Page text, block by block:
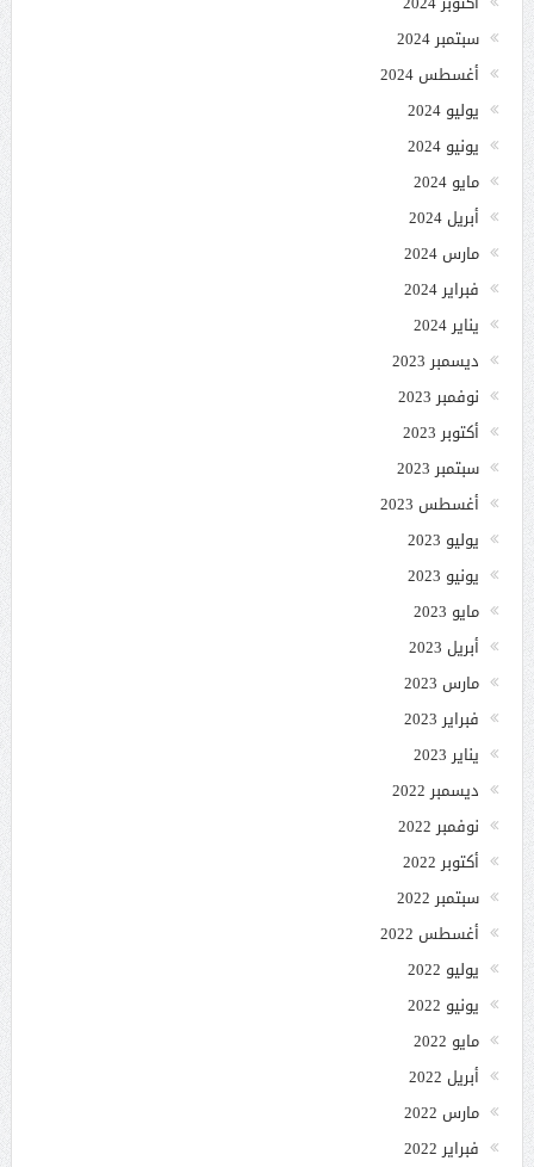
سبتمبر 2024
أغسطس 2024
يوليو 2024
يونيو 2024
مايو 2024
أبريل 2024
مارس 2024
فبراير 2024
يناير 2024
ديسمبر 2023
نوفمبر 2023
أكتوبر 2023
سبتمبر 2023
أغسطس 2023
يوليو 2023
يونيو 2023
مايو 2023
أبريل 2023
مارس 2023
فبراير 2023
يناير 2023
ديسمبر 2022
نوفمبر 2022
أكتوبر 2022
سبتمبر 2022
أغسطس 2022
يوليو 2022
يونيو 2022
مايو 2022
أبريل 2022
مارس 2022
فبراير 2022